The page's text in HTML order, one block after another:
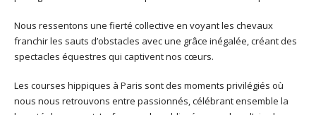
Nous ressentons une fierté collective en voyant les chevaux
franchir les sauts d’obstacles avec une grâce inégalée, créant des
spectacles équestres qui captivent nos cœurs.
Les courses hippiques à Paris sont des moments privilégiés où
nous nous retrouvons entre passionnés, célébrant ensemble la